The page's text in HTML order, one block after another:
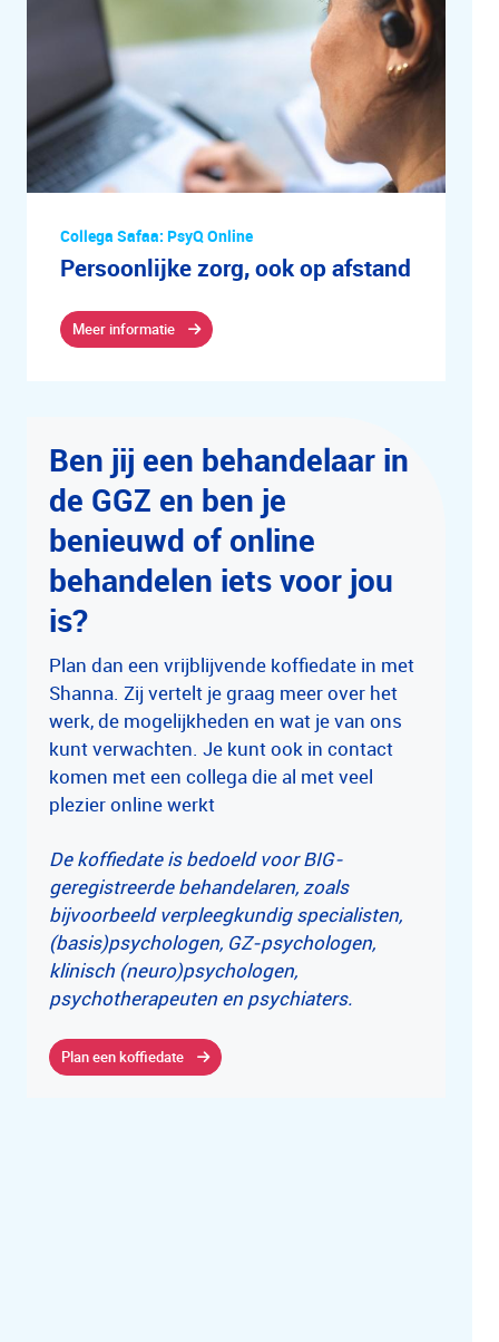
Collega Safaa: PsyQ Online
Persoonlijke zorg, ook op afstand
Meer informatie
Ben jij een behandelaar in
de GGZ en ben je
benieuwd of online
behandelen iets voor jou
is?
Plan dan een vrijblijvende koffiedate in met
Shanna. Zij vertelt je graag meer over het
werk, de mogelijkheden en wat je van ons
kunt verwachten. Je kunt ook in contact
komen met een collega die al met veel
plezier online werkt
De koffiedate is bedoeld voor BIG-
geregistreerde behandelaren, zoals
bijvoorbeeld verpleegkundig specialisten,
(basis)psychologen, GZ-psychologen,
klinisch (neuro)psychologen,
psychotherapeuten en psychiaters.
Plan een koffiedate